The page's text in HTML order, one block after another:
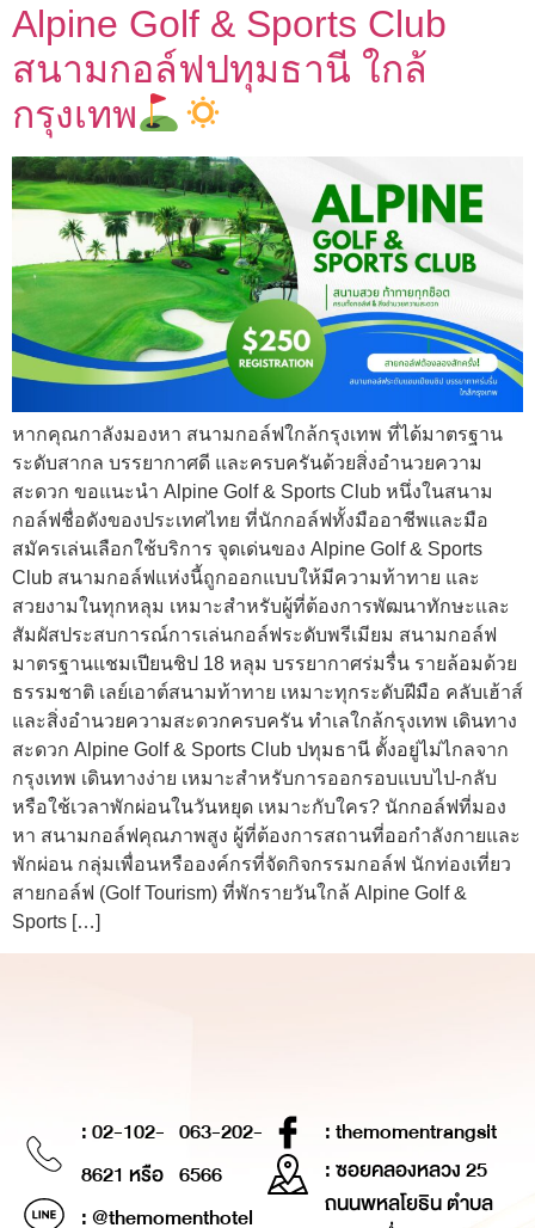
Alpine Golf & Sports Club
สนามกอล์ฟปทุมธานี ใกล้
กรุงเทพ
หากคุณกาลังมองหา สนามกอล์ฟใกล้กรุงเทพ ที่ได้มาตรฐาน
ระดับสากล บรรยากาศดี และครบครันด้วยสิ่งอำนวยความ
สะดวก ขอแนะนำ Alpine Golf & Sports Club หนึ่งในสนาม
กอล์ฟชื่อดังของประเทศไทย ที่นักกอล์ฟทั้งมืออาชีพและมือ
สมัครเล่นเลือกใช้บริการ จุดเด่นของ Alpine Golf & Sports
Club สนามกอล์ฟแห่งนี้ถูกออกแบบให้มีความท้าทาย และ
สวยงามในทุกหลุม เหมาะสำหรับผู้ที่ต้องการพัฒนาทักษะและ
สัมผัสประสบการณ์การเล่นกอล์ฟระดับพรีเมียม สนามกอล์ฟ
มาตรฐานแชมเปียนชิป 18 หลุม บรรยากาศร่มรื่น รายล้อมด้วย
ธรรมชาติ เลย์เอาต์สนามท้าทาย เหมาะทุกระดับฝีมือ คลับเฮ้าส์
และสิ่งอำนวยความสะดวกครบครัน ทำเลใกล้กรุงเทพ เดินทาง
สะดวก Alpine Golf & Sports Club ปทุมธานี ตั้งอยู่ไม่ไกลจาก
กรุงเทพ เดินทางง่าย เหมาะสำหรับการออกรอบแบบไป-กลับ
หรือใช้เวลาพักผ่อนในวันหยุด เหมาะกับใคร? นักกอล์ฟที่มอง
หา สนามกอล์ฟคุณภาพสูง ผู้ที่ต้องการสถานที่ออกำลังกายและ
พักผ่อน กลุ่มเพื่อนหรือองค์กรที่จัดกิจกรรมกอล์ฟ นักท่องเที่ยว
สายกอล์ฟ (Golf Tourism) ที่พักรายวันใกล้ Alpine Golf &
Sports […]
: 02-102-
8621 หรือ
063-202-
6566
: @themomenthotel
: themomentrangsit
: ซอยคลองหลวง 25
ถนนพหลโยธิน ตำบล